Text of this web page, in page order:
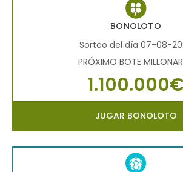
BONOLOTO
Sorteo del día 07-08-
PRÓXIMO BOTE
JUGAR BONOLOTO